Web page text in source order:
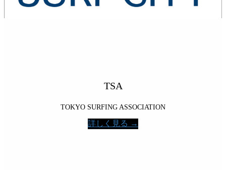
TSA
TOKYO SURFING ASSOCIATION
詳しく見る →